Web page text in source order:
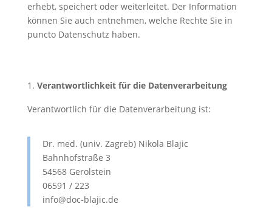
erhebt, speichert oder weiterleitet. Der Information
können Sie auch entnehmen, welche Rechte Sie in
puncto Datenschutz haben.
Verantwortlichkeit für die Datenverarbeitung
Verantwortlich für die Datenverarbeitung ist:
Dr. med. (univ. Zagreb) Nikola Blajic
Bahnhofstraße 3
54568 Gerolstein
06591 / 223
info@doc-blajic.de